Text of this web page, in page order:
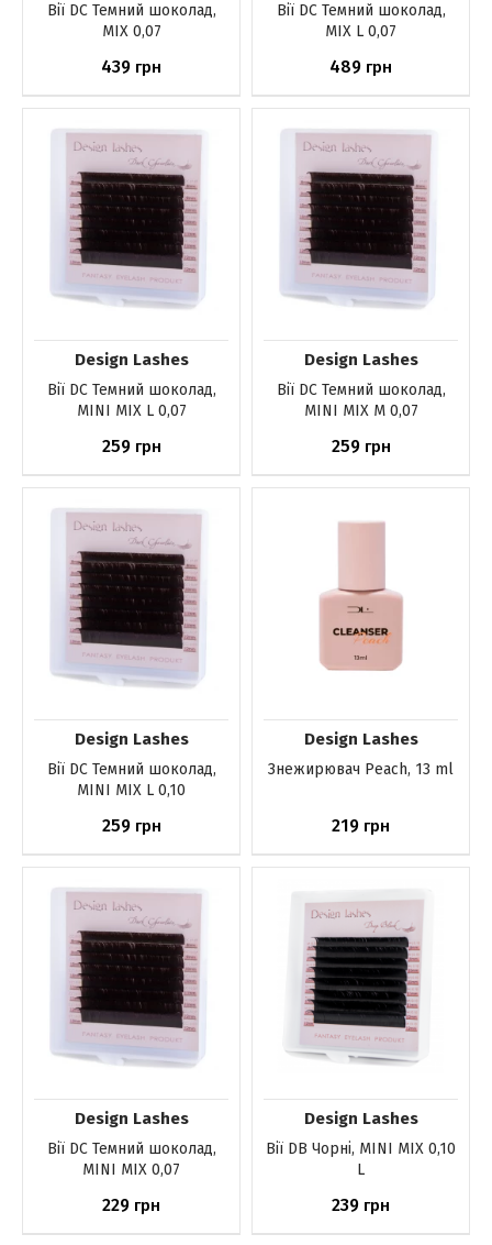
Вії DС Темний шоколад,
MIX 0,07
439 грн
Вії DС Темний шоколад,
MIX L 0,07
489 грн
Design Lashes
Вії DС Темний шоколад,
MINI MIX L 0,07
259грн
Design Lashes
Вії DС Темний шоколад,
MINI MIX M 0,07
259грн
Design Lashes
Вії DС Темний шоколад,
MINI MIX L 0,10
259грн
Design Lashes
Знежирювач Peach, 13 ml
219 грн
Design Lashes
Вії DС Темний шоколад,
MINI MIX 0,07
229 грн
Design Lashes
Вії DB Чорні, MINI MIX 0,10
L
239 грн